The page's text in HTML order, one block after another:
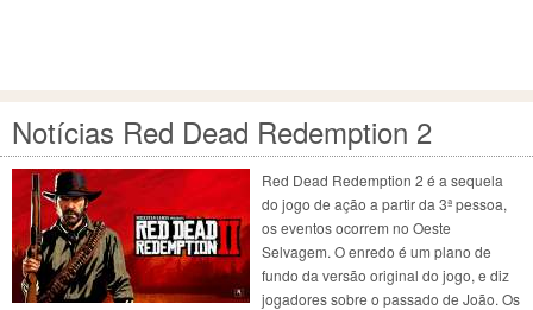
Notícias Red Dead Redemption 2
Red Dead Redemption 2 é a sequela
do jogo de ação a partir da 3ª pessoa,
os eventos ocorrem no Oeste
Selvagem. O enredo é um plano de
fundo da versão original do jogo, e diz
jogadores sobre o passado de João. Os